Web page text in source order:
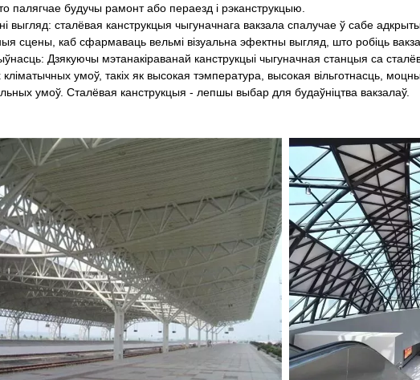
палягчае будучы рамонт або пераезд і рэканструкцыю.
выгляд: сталёвая канструкцыя чыгуначнага вакзала спалучае ў сабе
сцены, каб сфармаваць вельмі візуальна эфектны выгляд, што робіць
Дзякуючы мэтанакіраванай канструкцыі чыгуначная станцыя са
умоў, такіх як высокая тэмпература, высокая вільготнасць,
умоў. Сталёвая канструкцыя - лепшы выбар для будаўніцтва вакзалаў.